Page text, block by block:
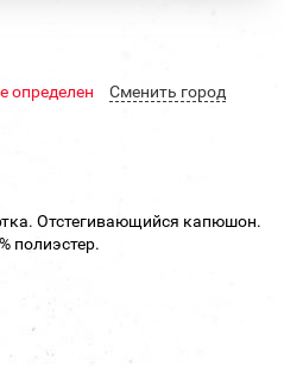
определен Cменить город
Отстегивающийся капюшон.
полиэстер.